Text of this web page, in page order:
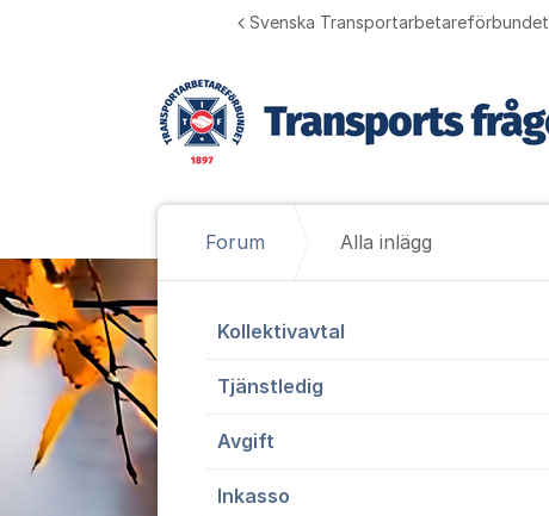
Svenska Transportarbetareförbundet
Forum Alla inlägg
Alla inlägg
Kollektivavtal
Tjänstledig
Avgift
Inkasso